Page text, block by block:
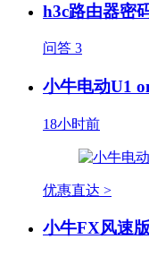
h3c路由器密
问答 3
小牛电动U1
18小时前
优惠直达 >
小牛FX风速